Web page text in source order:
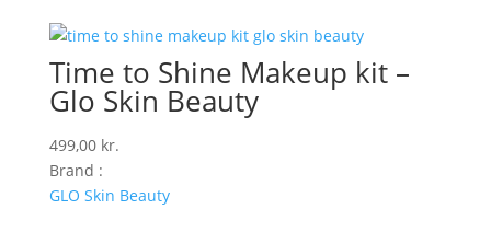
Time to Shine Makeup kit –
Glo Skin Beauty
499,00 kr.
Brand :
GLO Skin Beauty